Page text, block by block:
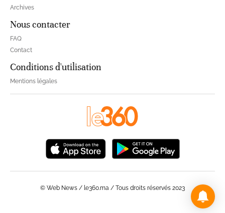
Archives
Nous contacter
FAQ
Contact
Conditions d'utilisation
Mentions légales
© Web News / le360.ma / Tous droits réservés 2023